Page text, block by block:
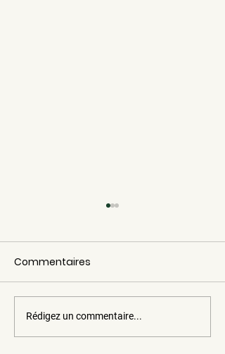
La rivière Saint-
François
Commentaires
Rédigez un commentaire...